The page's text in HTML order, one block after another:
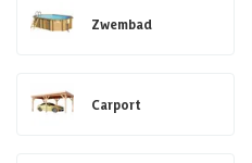
Zwembad
Carport